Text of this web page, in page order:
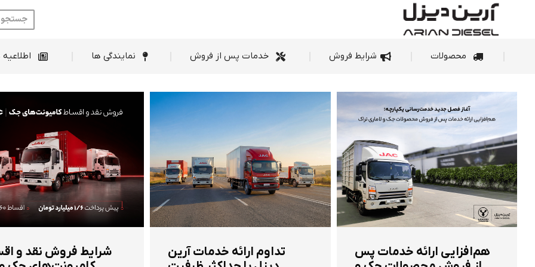
محصولات شرایط فروش خدمات پس از فروش نمایندگی ها
هم‌افزایی ارائه خدمات پس
تداوم ارائه خدمات آرین
شرایط فروش نقد و